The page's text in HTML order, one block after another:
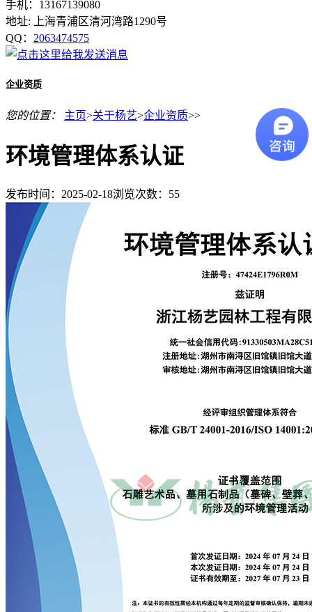
手机：13167139080
地址: 上海青浦区清河湾路1290号
QQ： 2063474575
企业资质
您的位置： 主页>关于杨艺>企业资质>>
环境管理体系认证
发布时间：2025-02-18浏览次数： 55